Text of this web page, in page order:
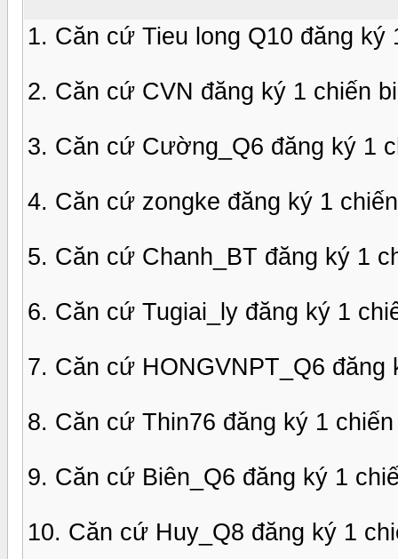
1. Căn cứ Tieu long Q10 đăng ký
2. Căn cứ CVN đăng ký 1 chiến
3. Căn cứ Cường_Q6 đăng ký 1
4. Căn cứ zongke đăng ký 1
5. Căn cứ Chanh_BT đăng ký 1
6. Căn cứ Tugiai_ly đăng ký 1
7. Căn cứ HONGVNPT_Q6 đăng
8. Căn cứ Thin76 đăng ký 1
9. Căn cứ Biên_Q6 đăng ký 1
10. Căn cứ Huy_Q8 đăng ký 1